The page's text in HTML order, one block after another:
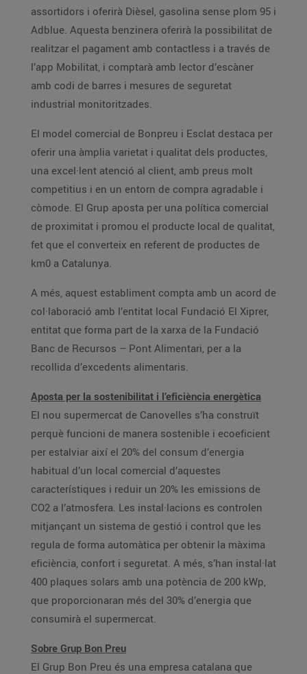
assortidors i oferirà Dièsel, gasolina sense plom 95 i
Adblue. Aquesta benzinera oferirà la possibilitat de
realitzar el pagament amb contactless i a través de
l’app Mobilitat, i comptarà amb lector d’escàner
amb codi de barres i mesures de seguretat
industrial monitoritzades.
El model comercial de Bonpreu i Esclat destaca per
oferir una àmplia varietat i qualitat dels productes,
una excel·lent atenció al client, amb preus molt
competitius i en un entorn de compra agradable i
còmode. El Grup aposta per una política comercial
de proximitat i promou el producte local de qualitat,
fet que el converteix en referent de productes de
km0 a Catalunya.
A més, aquest establiment compta amb un acord de
col·laboració amb l’entitat local Fundació El Xiprer,
entitat que forma part de la xarxa de la Fundació
Banc de Recursos – Pont Alimentari, per a la
recollida d’excedents alimentaris.
Aposta per la sostenibilitat i l’eficiència energètica
El nou supermercat de Canovelles s’ha construït
perquè funcioni de manera sostenible i ecoeficient
per estalviar així el 20% del consum d’energia
habitual d’un local comercial d’aquestes
característiques i reduir un 20% les emissions de
CO2 a l’atmosfera. Les instal·lacions es controlen
mitjançant un sistema de gestió i control que les
regula de forma automàtica per obtenir la màxima
eficiència, confort i seguretat. A més, s’han instal·lat
400 plaques solars amb una potència de 200 kWp,
que proporcionaran més del 30% d’energia que
consumirà el supermercat.
Sobre Grup Bon Preu
El Grup Bon Preu és una empresa catalana que